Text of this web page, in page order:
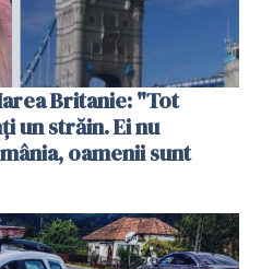
Britanie: "Tot
un străin. Ei nu
oamenii sunt